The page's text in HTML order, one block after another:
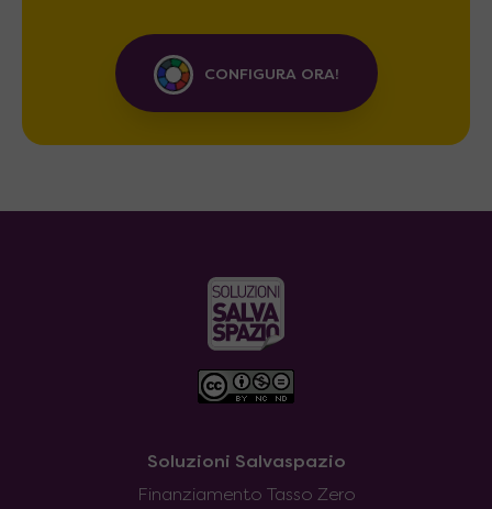
CONFIGURA ORA!
Soluzioni Salvaspazio
Finanziamento Tasso Zero